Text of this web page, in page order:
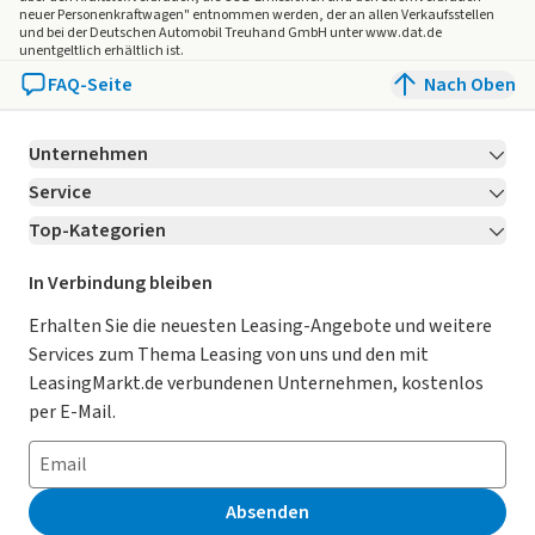
neuer Personenkraftwagen" entnommen werden, der an allen Verkaufsstellen
und bei der Deutschen Automobil Treuhand GmbH unter www.dat.de
unentgeltlich erhältlich ist.
FAQ-Seite Nach Oben
Unternehmen
Über LeasingMarkt.de
Karriere Jetzt bewerben!
Für Händler
Kooperation mit AutoScout24
AGB
Datenschutz
Impressum
Erklärung zur Barrierefreiheit
Service
Kontakt
Ratgeber
Magazin
Datenschutz-Einstellungen
So funktioniert’s
Häufig gestellte Fragen
Leasing-Lexikon
Top-Kategorien
Leasing Deals
Gebrauchtwagen Leasing
Leasing ohne Anzahlung
E-Auto Leasing
Privatleasing
Leasing-Vergleiche
In Verbindung bleiben
Erhalten Sie die neuesten Leasing-Angebote und weitere
Services zum Thema Leasing von uns und den mit
LeasingMarkt.de verbundenen Unternehmen, kostenlos
per E-Mail.
Absenden